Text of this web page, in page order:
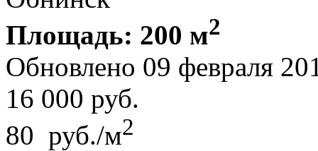
Площадь: 200 м2
Обновлено 09 февраля
16 000 руб.
80 руб./м2